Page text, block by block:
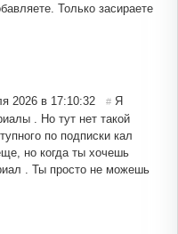
Только засираете
2026 в 17:10:32 # Я
. Но тут нет такой
по подписки кал
но когда ты хочешь
. Ты просто не можешь